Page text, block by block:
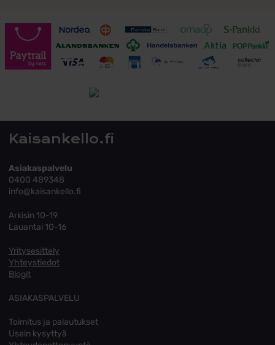
Toimitusehdot
Kaisankello.fi
Asiakaspalvelu
0400 489348
info@kaisankello.fi
Arkisin 10-19
Lauantai 10-16
Yritysesittely
Yhteystiedot
Blogit
ASIAKASPALVELU
Toimitus ja palautukset
Usein kysyttyä